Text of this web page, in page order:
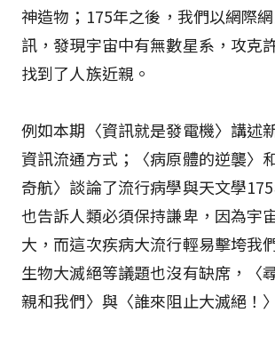
神造物；175年之後，我們以網際
訊，發現宇宙中有無數星系，攻克
找到了人族近親。
例如本期〈資訊就是發電機〉講述
資訊流通方式；〈病原體的逆襲〉
奇航〉談論了流行病學與天文學
也告訴人類必須保持謙卑，因為宇
大，而這次疾病大流行輕易擊垮我
生物大滅絕等議題也沒有缺席，〈
親和我們〉與〈誰來阻止大滅絕！